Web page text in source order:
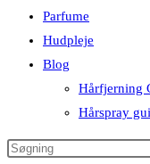
Parfume
Hudpleje
Blog
Hårfjerning
Hårspray